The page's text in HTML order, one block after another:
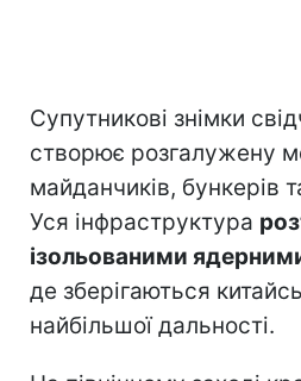
Супутникові знімки
створює розгалужену
майданчиків, бункерів
Уся інфраструктура
ізольованими
де зберігаються
найбільшої дальності.